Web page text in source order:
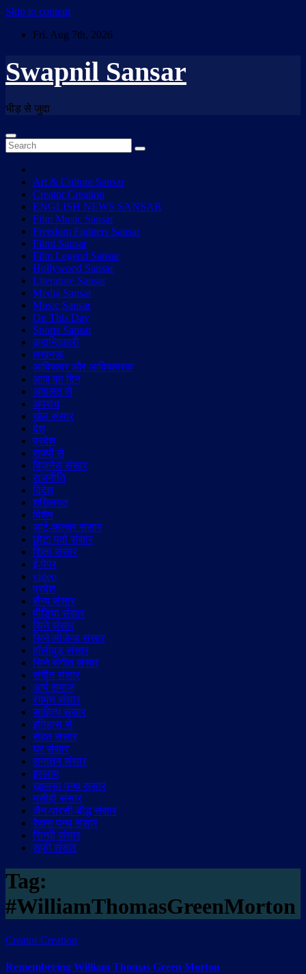
Skip to content
Fri. Aug 7th, 2026
Swapnil Sansar
भीड़ से जुदा
Art & Culture Sansar
Creator Creation
ENGLISH NEWS SANSAR
Film Music Sansar
Freedom Fighters Sansar
Filmi Sansar
Film Legend Sansar
Hollywood Sansar
Literature Sansar
Media Sansar
Music Sansar
On This Day
Sports Sansar
क्रान्तिकारी
लखनऊ
आविष्कार और आविष्कारक
आज का दिन
अदालत से
अपराध
खेल संसार
देश
प्रदेश
राज्यों से
बिज़नेस संसार
राजनीति
विदेश
शख़्सियत
विशेष
आर्ट-कल्चर संसार
छोटा पर्दा संसार
शिक्षा संसार
ई-पेपर
video
प्रदेश
सैन्य संसार
मीडिया संसार
सिने संसार
सिने लीजेन्ड संसार
हॉलीवुड़ संसार
सिने संगीत संसार
संगीत संसार
आर्य समाज
रंगमंच संसार
साहित्य संसार
इतिहास से
सेहत संसार
घर संसार
सनातन संसार
इस्लाम
ख़ालसा पन्थ संसार
मसीही संसार
जैन-पारसी-बौद्ध संसार
रैदास पन्थ संसार
सिन्धी संसार
सूफी संसार
Tag:
#WilliamThomasGreenMorton
Creator Creation
Remembering William Thomas Green Morton